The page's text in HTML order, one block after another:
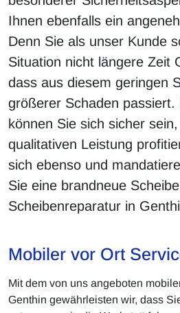
Ihnen ebenfalls ein
Denn Sie als unser Kunde
Situation nicht längere Zeit
dass aus diesem geringen
größerer Schaden passiert.
können Sie sich sicher
qualitativen Leistung
sich ebenso und
Sie eine brandneue
Scheibenreparatur in
Mobiler vor Ort
Mit dem von uns angeboten
Genthin gewährleisten wir, dass